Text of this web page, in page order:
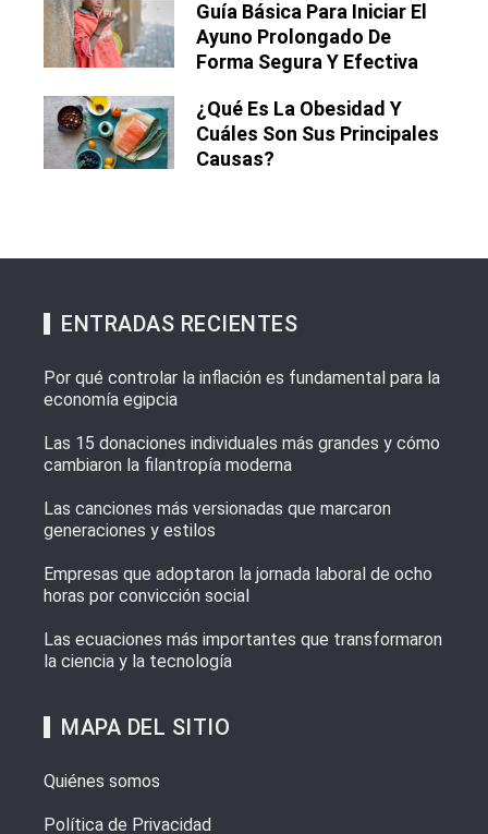
Guía Básica Para Iniciar El
Ayuno Prolongado De
Forma Segura Y Efectiva
¿Qué Es La Obesidad Y
Cuáles Son Sus Principales
Causas?
ENTRADAS RECIENTES
Por qué controlar la inflación es fundamental para la
economía egipcia
Las 15 donaciones individuales más grandes y cómo
cambiaron la filantropía moderna
Las canciones más versionadas que marcaron
generaciones y estilos
Empresas que adoptaron la jornada laboral de ocho
horas por convicción social
Las ecuaciones más importantes que transformaron
la ciencia y la tecnología
MAPA DEL SITIO
Quiénes somos
Política de Privacidad